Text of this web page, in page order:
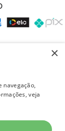
×
navegação,
veja